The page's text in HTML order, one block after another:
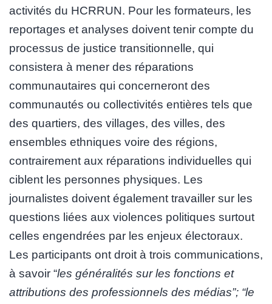
activités du HCRRUN. Pour les formateurs, les
reportages et analyses doivent tenir compte du
processus de justice transitionnelle, qui
consistera à mener des réparations
communautaires qui concerneront des
communautés ou collectivités entières tels que
des quartiers, des villages, des villes, des
ensembles ethniques voire des régions,
contrairement aux réparations individuelles qui
ciblent les personnes physiques. Les
journalistes doivent également travailler sur les
questions liées aux violences politiques surtout
celles engendrées par les enjeux électoraux.
Les participants ont droit à trois communications,
à savoir “les généralités sur les fonctions et
attributions des professionnels des médias”; “le